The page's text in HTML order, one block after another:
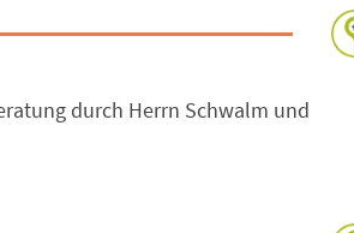
durch Herrn Schwalm und